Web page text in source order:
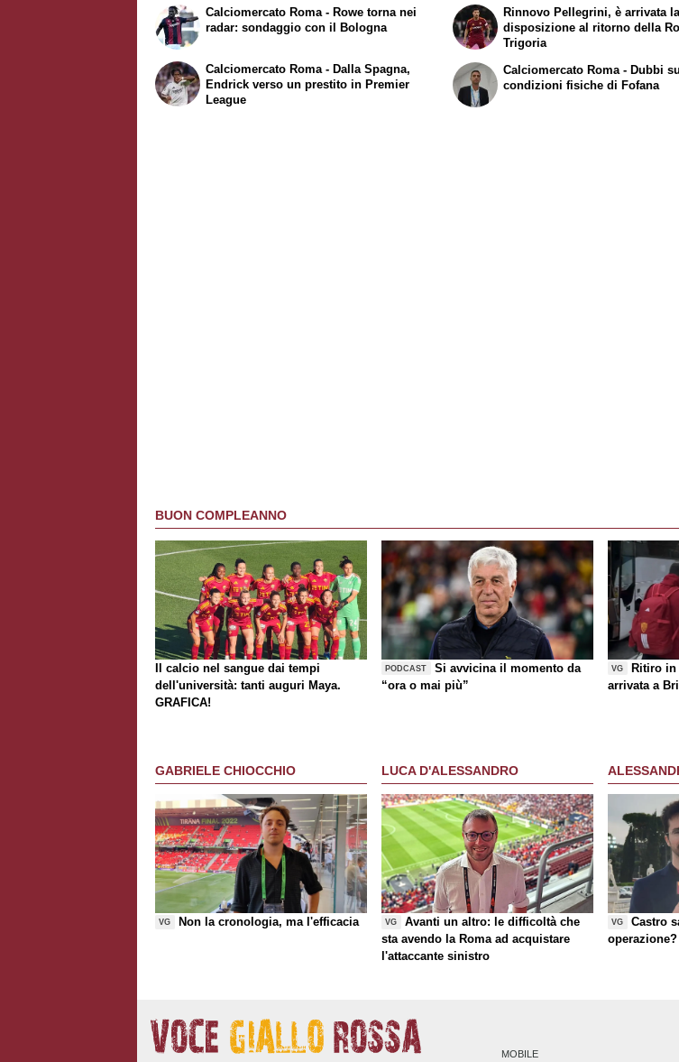
Calciomercato Roma - Rowe torna nei
radar: sondaggio con il Bologna
Calciomercato Roma - Dalla Spagna,
Endrick verso un prestito in Premier
League
Rinnovo Pellegrini, è arrivata
disposizione al ritorno della
Trigoria
Calciomercato Roma - Dubbi
condizioni fisiche di Fofana
BUON COMPLEANNO
Il calcio nel sangue dai tempi
dell'università: tanti auguri Maya.
GRAFICA!
PODCAST
Si avvicina il momento da
“ora o mai più”
VG
Ritiro in
arrivata a
GABRIELE CHIOCCHIO
VG Non la cronologia, ma l'efficacia
LUCA D'ALESSANDRO
VG
Avanti un altro: le difficoltà che
sta avendo la Roma ad acquistare
l'attaccante sinistro
VG
Castro
operazione?
MOBILE